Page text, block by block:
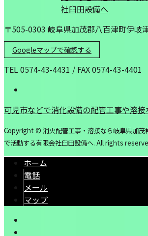
〒505-0303 岐阜県加茂郡八百津町伊岐
Googleマップで確認する
TEL 0574-43-4431 / FAX 0574-43-4401
可児市などで消化設備の配管工事や溶
Copyright © 消火配管工事・溶接なら岐阜県加茂
で活動する有限会社臼田設備へ. All rights
ホーム
電話
メール
マップ